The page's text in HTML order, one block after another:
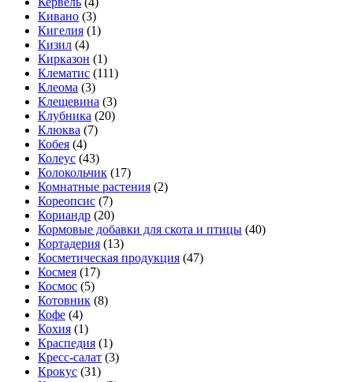
Кивано (3)
Кигелия (1)
Кизил (4)
Кирказон (1)
Клематис (111)
Клеома (3)
Клещевина (3)
Клубника (20)
Клюква (7)
Кобея (4)
Колеус (43)
Колокольчик (17)
Комнатные растения (2)
Кореопсис (7)
Кориандр (20)
Кормовые добавки для скота и птицы (40)
Кортадерия (13)
Косметическая продукция (47)
Космея (17)
Космос (5)
Котовник (8)
Кофе (4)
Кохия (1)
Краспедия (1)
Кресс-салат (3)
Крокус (31)